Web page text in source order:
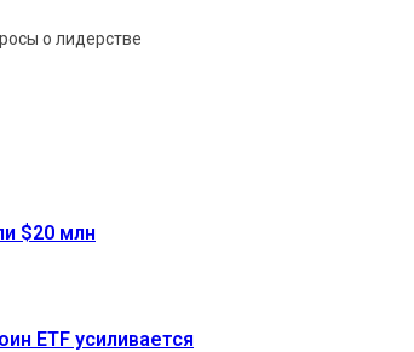
о лидерстве
$20 млн
ETF усиливается